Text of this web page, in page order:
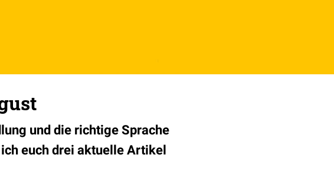
und die richtige Sprache
euch drei aktuelle Artikel